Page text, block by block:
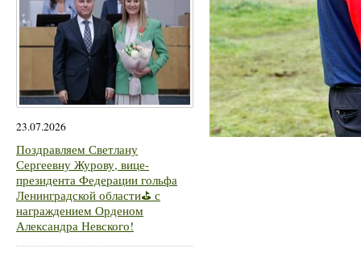
23.07.2026
Поздравляем Светлану
Сергеевну Журову, вице-
президента Федерации гольфа
Ленинградской области⛳ с
награждением Орденом
Александра Невского!